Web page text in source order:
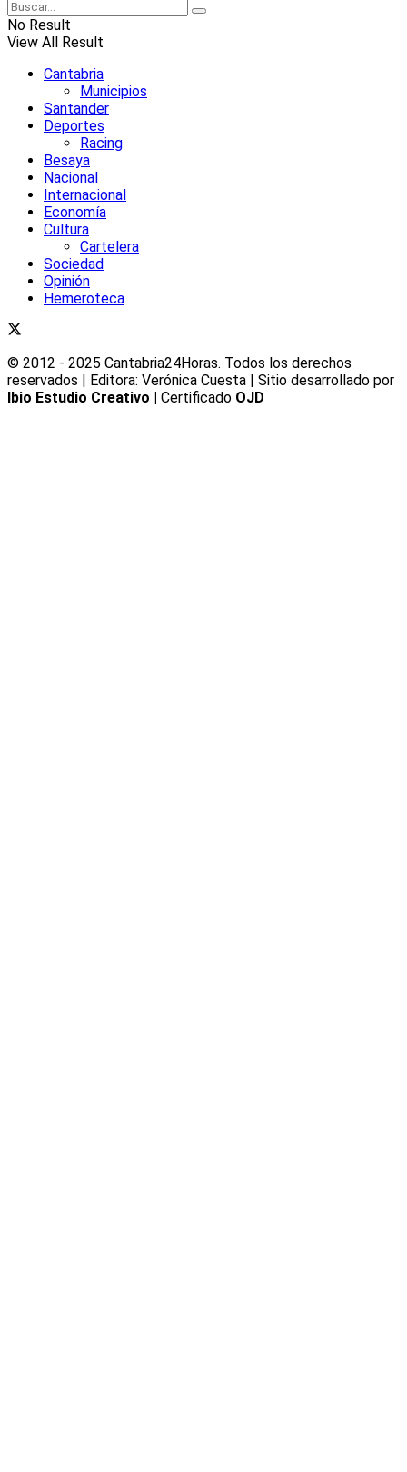
No Result
View All Result
Cantabria
Municipios
Santander
Deportes
Racing
Besaya
Nacional
Internacional
Economía
Cultura
Cartelera
Sociedad
Opinión
Hemeroteca
© 2012 - 2025 Cantabria24Horas. Todos los derechos
reservados | Editora: Verónica Cuesta | Sitio desarrollado por
Ibio Estudio Creativo | Certificado OJD